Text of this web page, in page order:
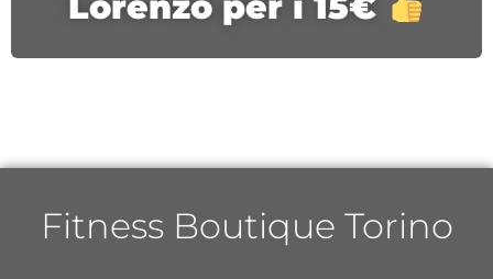
Fitness Boutique Torino